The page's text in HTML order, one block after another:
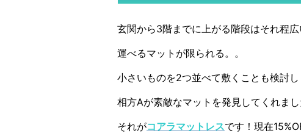
玄関から3階までに上がる階段はそれ程広
運べるマットが限られる。。
小さいものを2つ並べて敷くことも検討し
相方Aが素敵なマットを発見してくれまし
それがコアラマットレスです！現在